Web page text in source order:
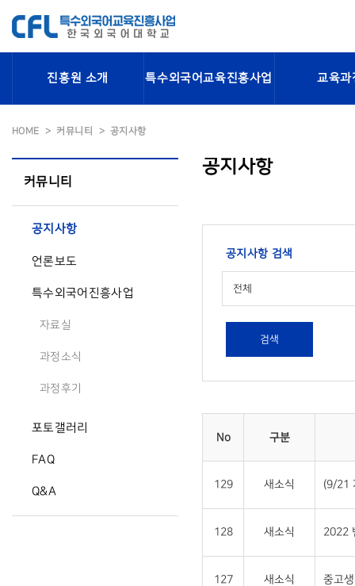
진흥원 소개 특수외국어교육진흥사업 교육과
HOME 커뮤니티 공지사항
커뮤니티
공지사항
언론보도
특수외국어진흥사업
자료실
과정소식
과정후기
포토갤러리
FAQ
Q&A
공지사항
공지사항 검색
전체
검색
No 구분
129 새소식 (9/21
128 새소식 2022
127 새소식 중고